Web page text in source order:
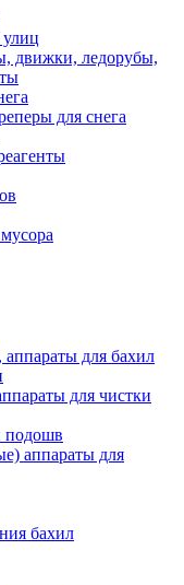
движки, ледорубы,
для снега
для бахил
для чистки
подошв
аппараты для
бахил